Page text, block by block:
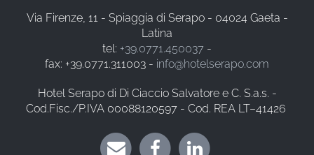
Via Firenze, 11 - Spiaggia di Serapo - 04024 Gaeta -
Latina
tel: +39.0771.450037 -
fax: +39.0771.311003 - info@hotelserapo.com
Hotel Serapo di Di Ciaccio Salvatore e C. S.a.s. -
Cod.Fisc./P.IVA 00088120597 - Cod. REA LT–41426